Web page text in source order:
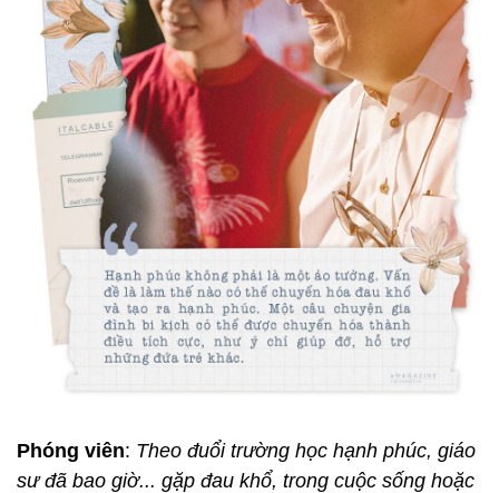
Phóng viên: Theo đuổi trường học hạnh phúc, giáo
sư đã bao giờ... gặp đau khổ, trong cuộc sống hoặc